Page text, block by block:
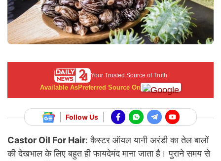
Your Trusted Source of Truth
Available AsPreferred Source On
Follow Us
Castor Oil For Hair: कैस्टर ऑयल यानी अरंडी का तेल बालों
की देखभाल के लिए बहुत ही फायदेमंद माना जाता है। पुराने समय से